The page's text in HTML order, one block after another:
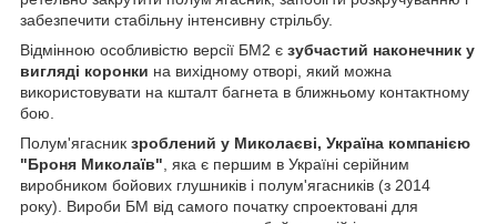
забезпечити стабільну інтенсивну стрільбу.
Відмінною особливістю версії БМ2 є зубчастий наконечник у
вигляді коронки на вихідному отворі, який можна
використовувати на кшталт багнета в ближньому контактному
бою.
Полум'ягасник зроблений у Миколаєві, Україна компанією
"Броня Миколаїв" , яка є першим в Україні серійним
виробником бойових глушників і полум'ягасників (з 2014
року). Вироби БМ від самого початку спроектовані для